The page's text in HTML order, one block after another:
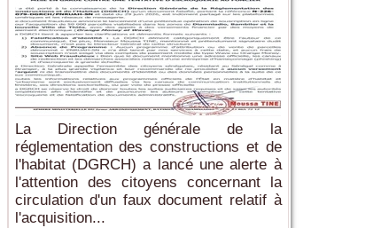
La Direction générale de la
réglementation des constructions et de
l'habitat (DGRCH) a lancé une alerte à
l'attention des citoyens concernant la
circulation d'un faux document relatif à
l'acquisition...